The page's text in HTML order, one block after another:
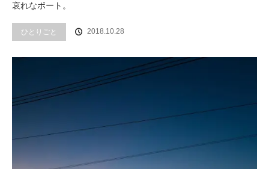
哀れなボート。
ひとりごと 2018.10.28